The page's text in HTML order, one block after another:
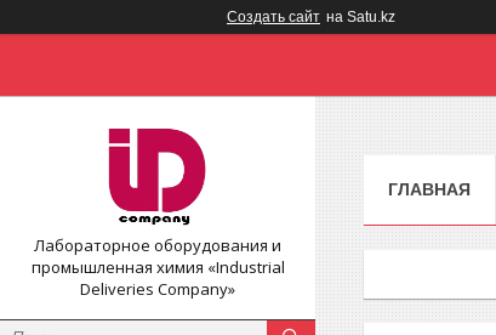
Создать сайт на Satu.kz
Лабораторное оборудования и
промышленная химия «Industrial
Deliveries Company»
ГЛАВНАЯ